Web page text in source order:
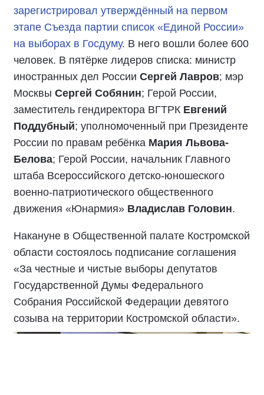
зарегистрировал утверждённый на первом
этапе Съезда партии список «Единой России»
на выборах в Госдуму. В него вошли более 600
человек. В пятёрке лидеров списка: министр
иностранных дел России Сергей Лавров; мэр
Москвы Сергей Собянин; Герой России,
заместитель гендиректора ВГТРК Евгений
Поддубный; уполномоченный при Президенте
России по правам ребёнка Мария Львова-
Белова; Герой России, начальник Главного
штаба Всероссийского детско-юношеского
военно-патриотического общественного
движения «Юнармия» Владислав Головин.
Накануне в Общественной палате Костромской
области состоялось подписание соглашения
«За честные и чистые выборы депутатов
Государственной Думы Федерального
Собрания Российской Федерации девятого
созыва на территории Костромской области».